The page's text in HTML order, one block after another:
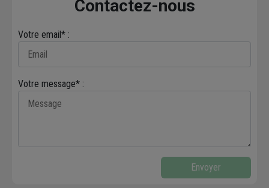
Contactez-nous
Votre email* :
Votre message* :
Envoyer